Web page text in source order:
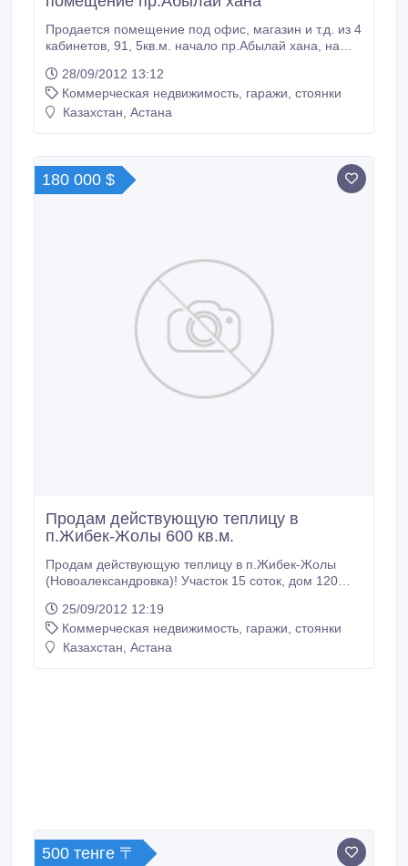
Продается помещение под офис, магазин и т.д. из 4
кабинетов, 91, 5кв.м. начало пр.Абылай хана, на
этажном доме, с ремонтом, 228 000у.е. тел. 53-28-
78, 8-701-51-436-51 Айгерим (звонить только в
28/09/2012 13:12
Коммерческая недвижимость, гаражи, стоянки
Казахстан, Астана
180 000 $
Продам действующую теплицу в
п.Жибек-Жолы 600 кв.м.
Продам действующую теплицу в п.Жибек-Жолы
(Новоалександровка)! Участок 15 соток, дом 120
25/09/2012 12:19
Коммерческая недвижимость, гаражи, стоянки
Казахстан, Астана
500 тенге 〒